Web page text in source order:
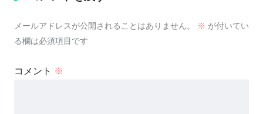
メールアドレスが公開されることはありません。 ※ が付いてい
る欄は必須項目です
コメント ※